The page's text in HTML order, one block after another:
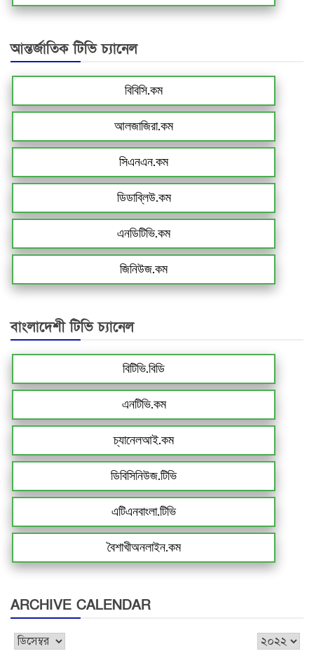
আন্তর্জাতিক টিভি চ্যানেল
বিবিসি.কম
আলজাজিরা.কম
সিএনএন.কম
ডিডাব্লিউ.কম
এনডিটিভি.কম
জিনিউজ.কম
বাংলাদেশী টিভি চ্যানেল
বিটিভি.বিডি
এনটিভি.কম
চ্যানেলআই.কম
ডিবিসিনিউজ.টিভি
এটিএনবাংলা.টিভি
বৈশাখীঅনলাইন.কম
ARCHIVE CALENDAR